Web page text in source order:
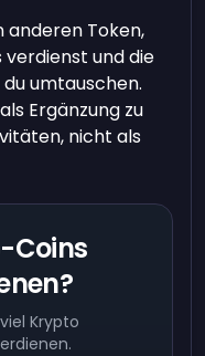
anderen Token,
und die
umtauschen.
Ergänzung zu
nicht als
Coins
Krypto